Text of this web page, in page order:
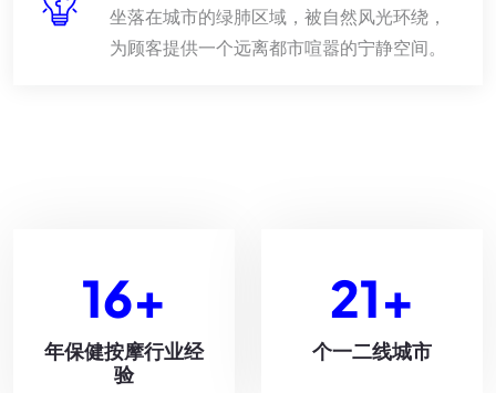
坐落在城市的绿肺区域，被自然风光环绕，
为顾客提供一个远离都市喧嚣的宁静空间。
16+
年保健按摩行业经
验
21+
个一二线城市